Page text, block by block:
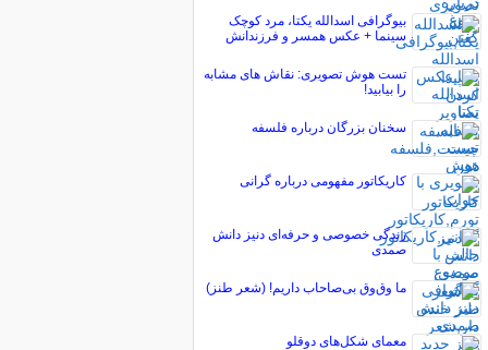
بیوگرافی اسدالله یکتا، مرد کوچک
سینما + عکس همسر و فرزندانش
تست هوش تصویری: نقاش های مشابه
را بیابید!
سخنان بزرگان درباره فلسفه
کاریکاتور مفهومی درباره گرانی
زندگی خصوصی و حرفه‌ای دنیز دانش
صمدی
ما وق‌وق بی‌صاحاب داریم! (شعر طنز)
معمای شکل‌های دوقلو